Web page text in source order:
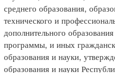
среднего образования,
технического и
дополнительного
программы, и иных
образования и науки,
образования и науки